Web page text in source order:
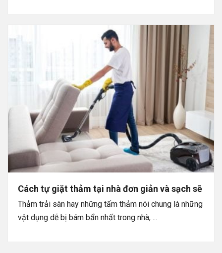
Cách tự giặt thảm tại nhà đơn giản và sạch sẽ
Thảm trải sàn hay những tấm thảm nói chung là những
vật dụng dễ bị bám bẩn nhất trong nhà, ...